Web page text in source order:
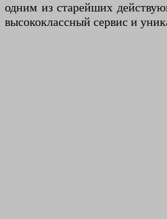
одним из старейших
высококлассный сервис и